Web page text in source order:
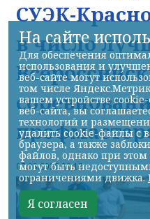
СУЭК-
в число
07.08.2026 22:13
На сайте
Для обеспечения
использования и
веб-сайте могут
том числе
вашем устройстве
веб-сайта, вы
технологий и
удалить cookie-файлы с
браузера, а также
файлов, однако при
могут быть
ограничениями движка.
Я согласен